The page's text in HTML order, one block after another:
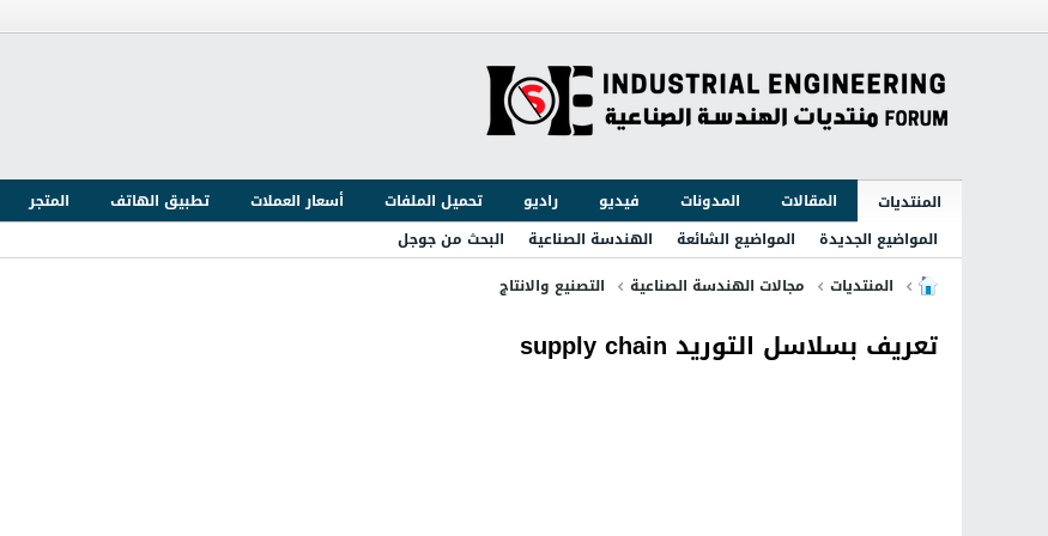
المنتديات المقالات المدونات فيديو راديو تحميل الملفات أسعار العملات تطبيق الهاتف
المتجر
المواضيع الجديدة
المواضيع الشائعة الهندسة الصناعية
البحث من جوجل
المنتديات
مجالات الهندسة الصناعية التصنيع والانتاج
تعريف بسلاسل التوريد supply chain